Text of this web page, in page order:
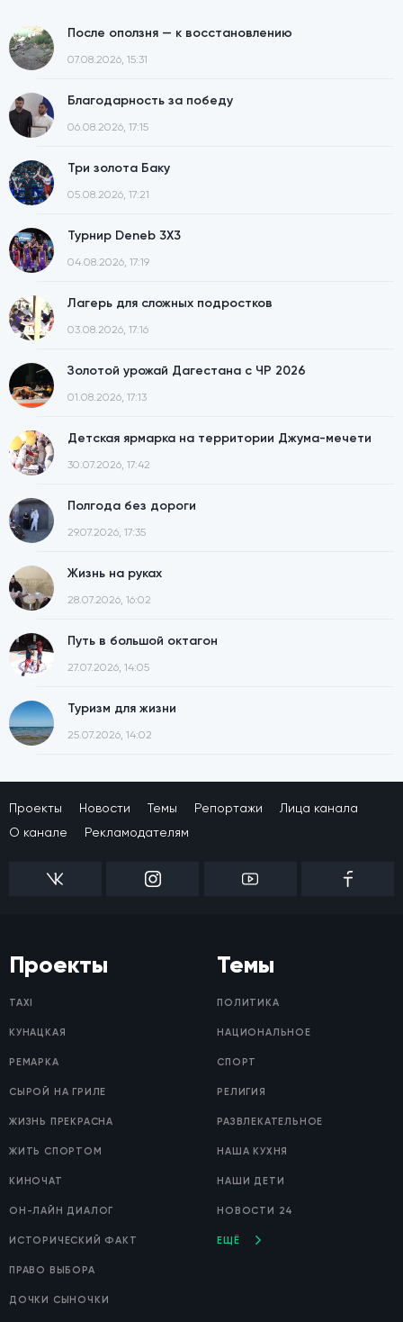
После оползня — к восстановлению
07.08.2026, 15:31
Благодарность за победу
06.08.2026, 17:15
Три золота Баку
05.08.2026, 17:21
Турнир Deneb 3X3
04.08.2026, 17:19
Лагерь для сложных подростков
03.08.2026, 17:16
Золотой урожай Дагестана с ЧР 2026
01.08.2026, 17:13
Детская ярмарка на территории Джума-мечети
30.07.2026, 17:42
Полгода без дороги
29.07.2026, 17:35
Жизнь на руках
28.07.2026, 16:02
Путь в большой октагон
27.07.2026, 14:05
Туризм для жизни
25.07.2026, 14:02
Проекты Новости Темы Репортажи
Лица канала
О канале
Рекламодателям
Проекты
TAXI
КУНАЦКАЯ
РЕМАРКА
СЫРОЙ НА ГРИЛЕ
ЖИЗНЬ ПРЕКРАСНА
ЖИТЬ СПОРТОМ
КИНОЧАТ
ОН-ЛАЙН ДИАЛОГ
ИСТОРИЧЕСКИЙ ФАКТ
ПРАВО ВЫБОРА
ДОЧКИ СЫНОЧКИ
Темы
ПОЛИТИКА
НАЦИОНАЛЬНОЕ
СПОРТ
РЕЛИГИЯ
РАЗВЛЕКАТЕЛЬНОЕ
НАША КУХНЯ
НАШИ ДЕТИ
НОВОСТИ 24
ЕЩЁ